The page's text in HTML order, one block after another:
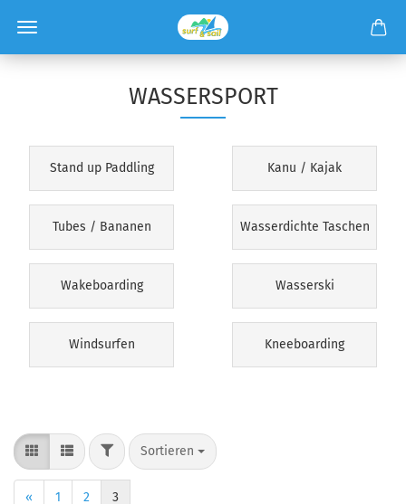
WASSERSPORT
Stand up Paddling Kanu / Kajak
Tubes / Bananen Wasserdichte Taschen
Wakeboarding Wasserski
Windsurfen Kneeboarding
Sortieren
« 1 2 3